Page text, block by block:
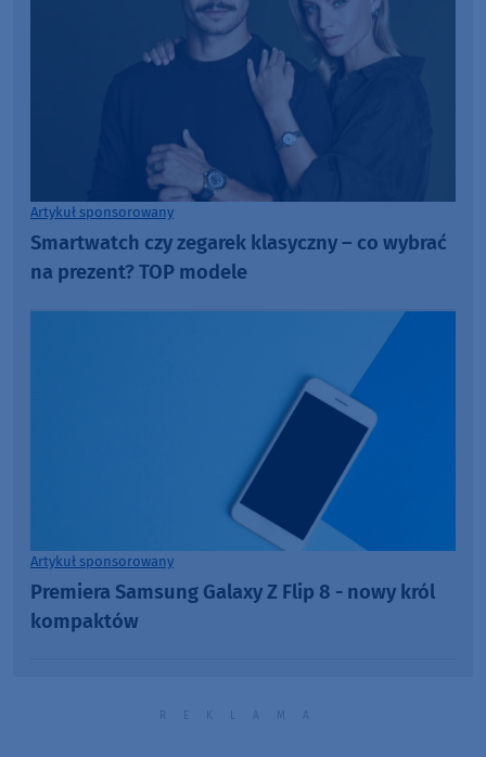
Artykuł sponsorowany
Smartwatch czy zegarek klasyczny – co wybrać
na prezent? TOP modele
Artykuł sponsorowany
Premiera Samsung Galaxy Z Flip 8 - nowy król
kompaktów